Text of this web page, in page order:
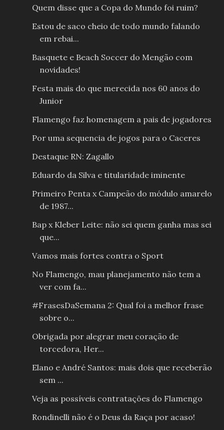
Quem disse que a Copa do Mundo foi ruim?
Estou de saco cheio de todo mundo falando
em rebai...
Basquete e Beach Soccer do Mengão com
novidades!
Festa mais do que merecida nos 60 anos do
Junior
Flamengo faz homenagem a pais de jogadores
Por uma sequencia de jogos para o Caceres
Destaque RN: Zagallo
Eduardo da Silva e titularidade iminente
Primeiro Penta x Campeão do módulo amarelo
de 1987...
Bap x Kleber Leite: não sei quem ganha mas sei
que...
Vamos mais fortes contra o Sport
No Flamengo, mau planejamento não tem a
ver com fa...
#FrasesDaSemana 2: Qual foi a melhor frase
sobre o...
Obrigada por alegrar meu coração de
torcedora, Her...
Elano e André Santos: mais dois que receberão
sem ...
Veja as possíveis contratações do Flamengo
Rondinelli não é o Deus da Raça por acaso!